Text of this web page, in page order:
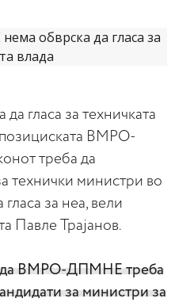
гласа за техничката
ВМРО-
треба да
технички министри во
за неа, вели
Павле Трајанов.
ВМРО-ДПМНЕ треба
за министри за